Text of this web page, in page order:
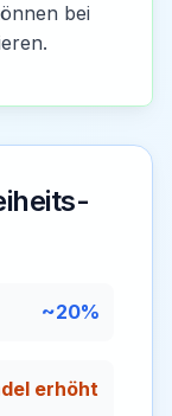
bei
~20%
erhöht